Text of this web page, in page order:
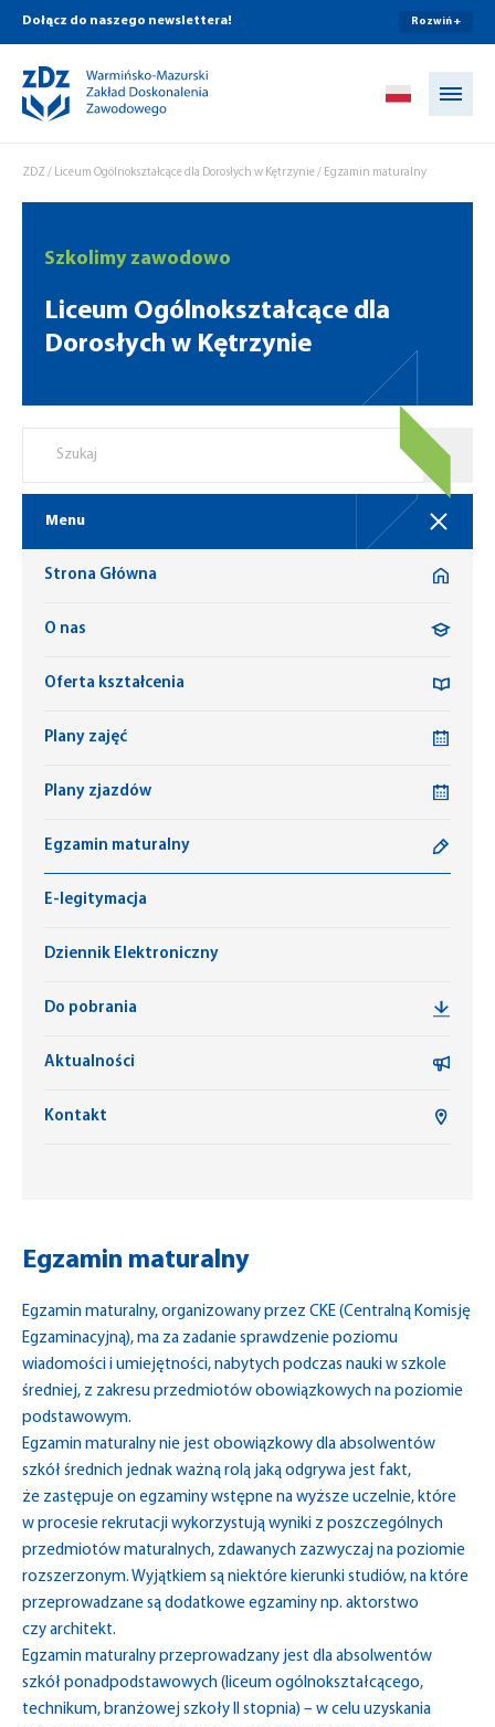
Dołącz do naszego newslettera! Rozwiń +
ZDZ/ Liceum Ogólnokształcące dla Dorosłych w Kętrzynie/ Egzamin maturalny
Szkolimy zawodowo
Liceum Ogólnokształcące dla
Dorosłych w Kętrzynie
Menu
Strona Główna
O nas
Oferta kształcenia
Plany zajęć
Plany zjazdów
Egzamin maturalny
E-legitymacja
Dziennik Elektroniczny
Do pobrania
Aktualności
Kontakt
Egzamin maturalny
Egzamin maturalny, organizowany przez CKE (Centralną Komisję
Egzaminacyjną), ma za zadanie sprawdzenie poziomu
wiadomości i umiejętności, nabytych podczas nauki w szkole
średniej, z zakresu przedmiotów obowiązkowych na poziomie
podstawowym.
Egzamin maturalny nie jest obowiązkowy dla absolwentów
szkół średnich jednak ważną rolą jaką odgrywa jest fakt,
że zastępuje on egzaminy wstępne na wyższe uczelnie, które
w procesie rekrutacji wykorzystują wyniki z poszczególnych
przedmiotów maturalnych, zdawanych zazwyczaj na poziomie
rozszerzonym. Wyjątkiem są niektóre kierunki studiów, na które
przeprowadzane są dodatkowe egzaminy np. aktorstwo
czy architekt.
Egzamin maturalny przeprowadzany jest dla absolwentów
szkół ponadpodstawowych (liceum ogólnokształcącego,
technikum, branżowej szkoły II stopnia) – w celu uzyskania